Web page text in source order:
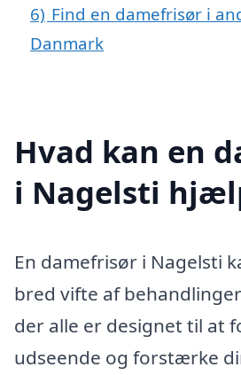
6) Find en damefrisør i
Danmark
Hvad kan en
i Nagelsti
En damefrisør i Nagelsti
bred vifte af
der alle er designet til at
udseende og forstærke